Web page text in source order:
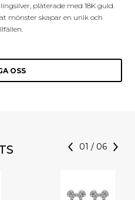
pläterade med 18K guld.
mönster skapar en unik och
OSS
01 / 06